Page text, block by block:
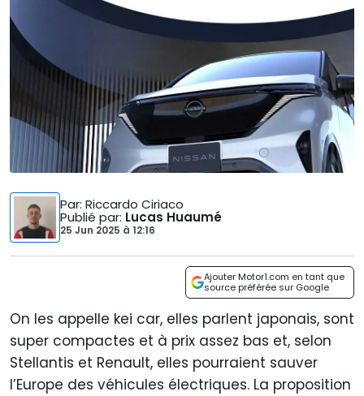
Par: Riccardo Ciriaco
Publié par: Lucas Huaumé
25 Jun 2025 à 12:16
Ajouter Motor1.com en tant que
source préférée sur Google
On les appelle kei car, elles parlent japonais, sont
super compactes et à prix assez bas et, selon
Stellantis et Renault, elles pourraient sauver
l’Europe des véhicules électriques. La proposition